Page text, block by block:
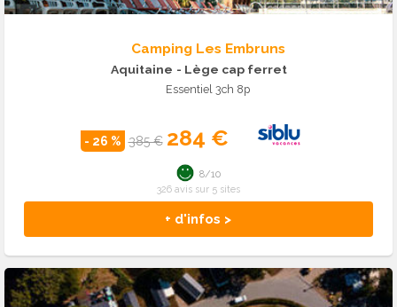
Camping Les Embruns
Aquitaine - Lège cap ferret
Essentiel 3ch 8p
- 26 % 385 € 284 €
+ d'infos >
8/10
326 avis sur 5 sites